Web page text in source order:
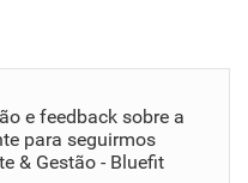
e feedback sobre a
para seguirmos
& Gestão - Bluefit